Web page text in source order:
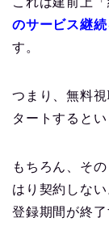
のサービス継
す。
つまり、無料
タートするとい
もちろん、そ
はり契約しな
登録期間が終